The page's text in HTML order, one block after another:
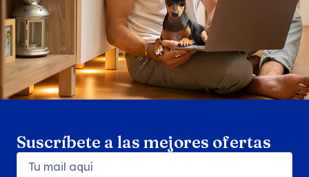
Suscríbete a las mejores ofertas
Search products